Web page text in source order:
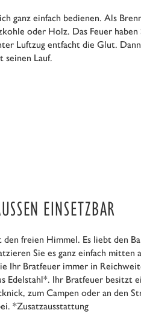
ganz einfach bedienen. Als
oder Holz. Das Feuer haben
Luftzug entfacht die Glut.
seinen Lauf.
EINSETZBAR
freien Himmel. Es liebt den
Sie es ganz einfach mitten
Ihr Bratfeuer immer in
Edelstahl*. Ihr Bratfeuer besitzt
zum Campen oder an den
*Zusatzausstattung